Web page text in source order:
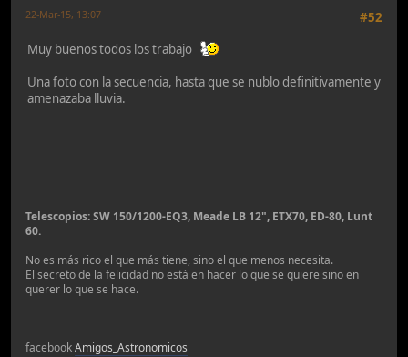
#52
22-Mar-15, 13:07
Muy buenos todos los trabajo
Una foto con la secuencia, hasta que se nublo definitivamente y
amenazaba lluvia.
Telescopios: SW 150/1200-EQ3, Meade LB 12", ETX70, ED-80, Lunt
60.
No es más rico el que más tiene, sino el que menos necesita.
El secreto de la felicidad no está en hacer lo que se quiere sino en
querer lo que se hace.
facebookAmigos_Astronomicos